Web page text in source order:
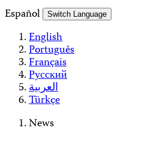
Español
Switch Language
English
Português
Français
Русский
العربية
Türkçe
News